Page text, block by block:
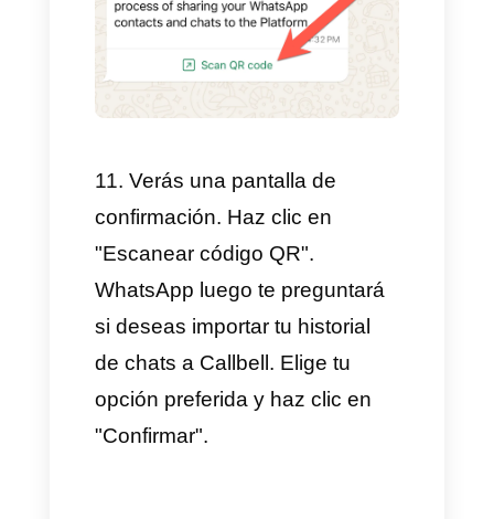
8. Introduce tu número de
teléfono de WhatsApp Business